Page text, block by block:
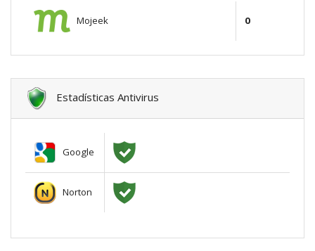
Mojeek 0
Estadísticas Antivirus
Google
Norton